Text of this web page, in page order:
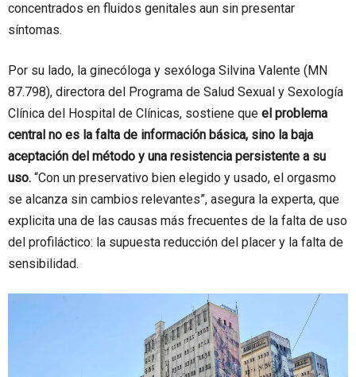
concentrados en fluidos genitales aun sin presentar
síntomas.
Por su lado, la ginecóloga y sexóloga Silvina Valente (MN
87.798), directora del Programa de Salud Sexual y Sexología
Clínica del Hospital de Clínicas, sostiene que el problema
central no es la falta de información básica, sino la baja
aceptación del método y una resistencia persistente a su
uso. “Con un preservativo bien elegido y usado, el orgasmo
se alcanza sin cambios relevantes”, asegura la experta, que
explicita una de las causas más frecuentes de la falta de uso
del profiláctico: la supuesta reducción del placer y la falta de
sensibilidad.